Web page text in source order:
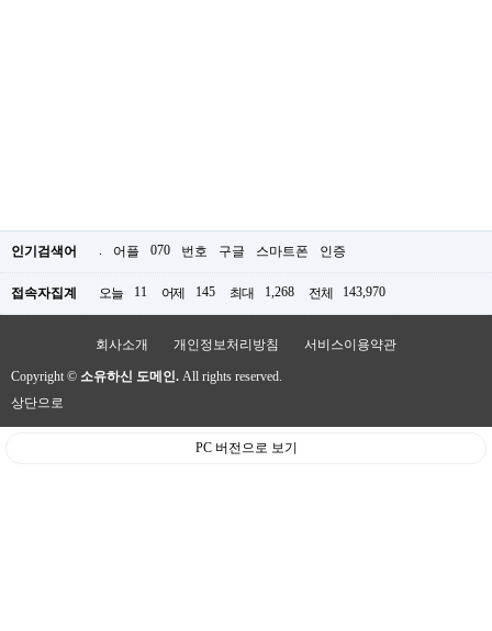
인기검색어 . 어플 070 번호 구글 스마트폰 인증
접속자집계 오늘 11 어제 145 최대 1,268 전체 143,970
회사소개 개인정보처리방침 서비스이용약관
Copyright © 소유하신 도메인. All rights reserved.
상단으로
PC 버전으로 보기